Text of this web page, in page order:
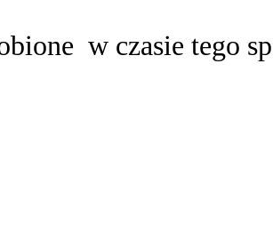
w czasie tego